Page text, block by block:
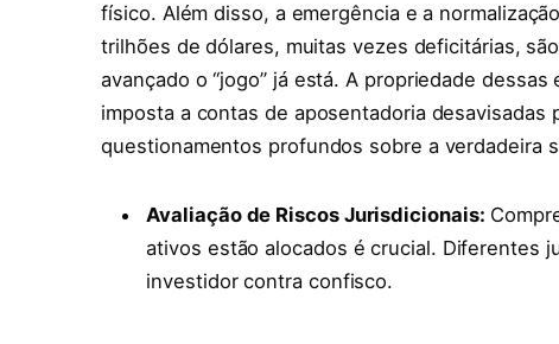
físico. Além disso, a emergência e a
trilhões de dólares, muitas vezes deficitárias,
avançado o “jogo” já está. A propriedade
imposta a contas de aposentadoria desavisadas
questionamentos profundos sobre a verdadeira
Avaliação de Riscos Jurisdicionais:
ativos estão alocados é crucial. Diferentes
investidor contra confisco.